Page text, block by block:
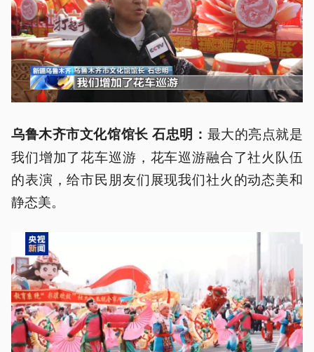
乌鲁木齐市文化馆馆长 石忠明： 最大的亮点就是
我们增加了花车巡游，花车巡游融合了社火队伍
的表演，给市民朋友们展现我们社火的动态美和
静态美。